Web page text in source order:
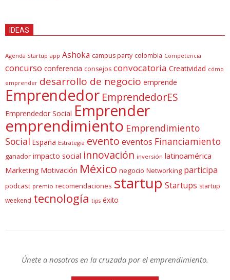
IDEAS
Agenda Startup app Ashoka campus party colombia Competencia
concurso conferencia consejos convocatoria Creatividad cómo
emprender desarrollo de negocio emprende
Emprendedor EmprendedorES
Emprendedor Social Emprender
emprendimiento Emprendimiento
Social España Estrategia evento eventos Financiamiento
ganador impacto social innovación inversión latinoamérica
Marketing Motivación México negocio Networking participa
podcast premio recomendaciones startup Startups startup
weekend tecnología tips éxito
Únete a nosotros en la cruzada por el emprendimiento.